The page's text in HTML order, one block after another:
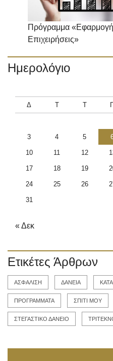
Πρόγραμμα «Εφαρμογή
Επιχειρήσεις»
Ημερολόγιο
Δ Τ Τ
3 4 5
10 11 12
17 18 19
24 25 26
31
« Δεκ
Ετικέτες Άρθρων
ΑΣΦΑΛΙΣΗ ΔΑΝΕΙΑ
ΠΡΟΓΡΑΜΜΑΤΑ ΣΠΙΤΙ ΜΟΥ
ΣΤΕΓΑΣΤΙΚΟ ΔΑΝΕΙΟ